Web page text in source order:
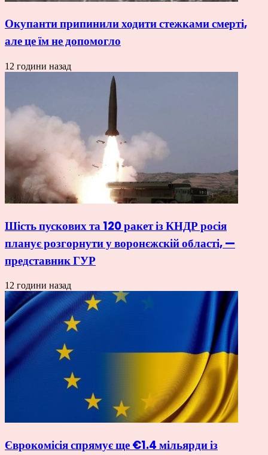
Окупанти припинили ходити стежками смерті,
але це їм не допомогло
12 години назад
Шість пускових та 120 ракет із КНДР росія
планує розгорнути у воронєжскій області, —
представник ГУР
12 години назад
Єврокомісія спрямує ще €1.4 мільярди із